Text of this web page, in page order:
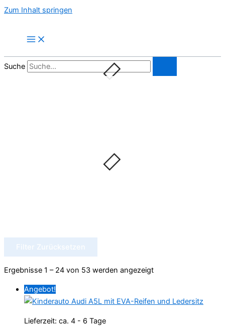
Zum Inhalt springen
Suche
Filter Zurücksetzen
Ergebnisse 1 – 24 von 53 werden angezeigt
Angebot!
Lieferzeit: ca. 4 - 6 Tage